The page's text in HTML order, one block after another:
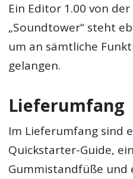
Ein Editor 1.00 von
„Soundtower“ steht
um an sämtliche
gelangen.
Lieferumfang
Im Lieferumfang sind
Quickstarter-Guide,
Gummistandfüße